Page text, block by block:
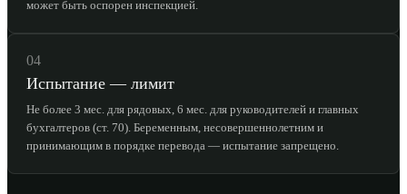
может быть оспорен инспекцией.
04
Испытание — лимит
Не более 3 мес. для рядовых, 6 мес. для руководителей и главных
бухгалтеров (ст. 70). Беременным, несовершеннолетним и
принимающим в порядке перевода — испытание запрещено.